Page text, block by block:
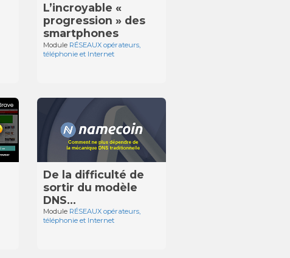
L’incroyable «
progression » des
smartphones
Module RÉSEAUX opérateurs,
téléphonie et Internet
De la difficulté de
sortir du modèle
DNS…
Module RÉSEAUX opérateurs,
téléphonie et Internet